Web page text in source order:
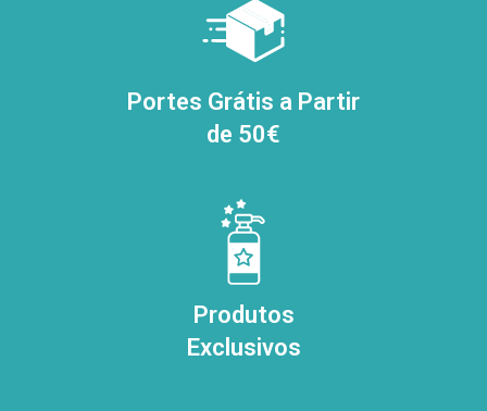
Portes Grátis a Partir
de 50€
Produtos
Exclusivos